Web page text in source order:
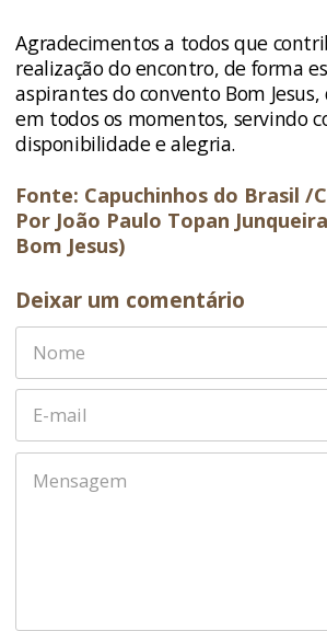
Agradecimentos a todos que
realização do encontro, de forma
aspirantes do convento Bom
em todos os momentos, servindo
disponibilidade e alegria.
Fonte: Capuchinhos do Brasil /
Por João Paulo Topan
Bom Jesus)
Deixar um comentário